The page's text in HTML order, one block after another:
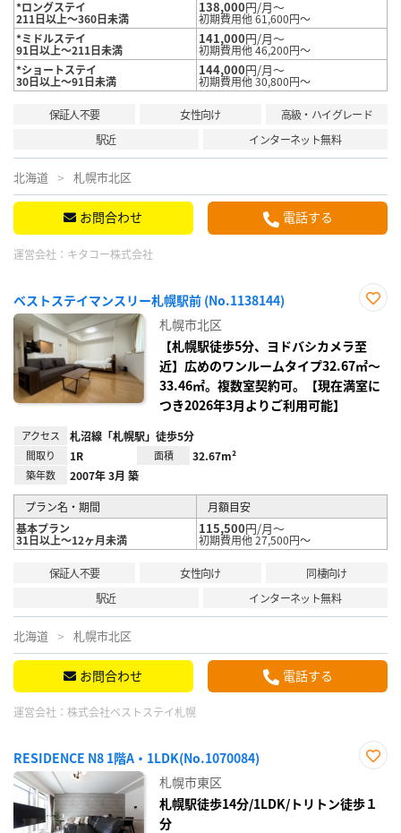
*ロングステイ
211日以上～360日未満
138,000円/月～
初期費用他 61,600円～
*ミドルステイ
91日以上～211日未満
141,000円/月～
初期費用他 46,200円～
*ショートステイ
30日以上～91日未満
144,000円/月～
初期費用他 30,800円～
保証人不要 女性向け
高級・ハイグレード
駅近
インターネット無料
北海道 札幌市北区
お問合わせ 電話する
運営会社： キタコー株式会社
ベストステイマンスリー札幌駅前 (No.1138144)
り登
録
札幌市北区
【札幌駅徒歩5分、ヨドバシカメラ至
近】広めのワンルームタイプ32.67㎡～
33.46㎡。複数室契約可。【現在満室に
つき2026年3月よりご利用可能】
アクセス 札沼線「札幌駅」徒歩5分
間取り 1R 面積 32.67m²
築年数 2007年 3月 築
プラン名・期間
月額目安
基本プラン
31日以上～12ヶ月未満
115,500円/月～
初期費用他 27,500円～
保証人不要 女性向け
同棲向け
駅近
インターネット無料
北海道 札幌市北区
お問合わせ 電話する
運営会社： 株式会社ベストステイ札幌
RESIDENCE N8 1階A・1LDK(No.1070084)
り登
録
札幌市東区
札幌駅徒歩14分/1LDK/トリトン徒歩１
分